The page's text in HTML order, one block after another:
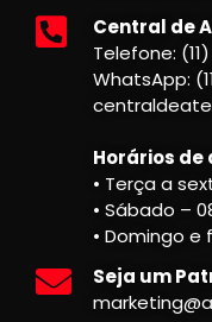
Central de
Telefone:
WhatsApp:
Horários
• Terça a
• Sábado –
• Domingo e
Seja um